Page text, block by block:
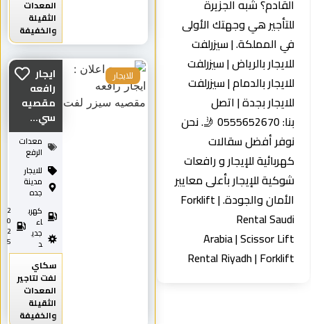
شبه الجزيرة
هي وجهتك الأولى
المملكة. | سيزرلفت
بالرياض | سيزرلفت
بالدمام | سيزرلفت
بجدة | اتصل
بنا: 0555652670 🤳. نحن
أفضل سقالات
للإيجار و رافعات
للإيجار بأعلى معايير
الأمان والجودة. | Forklift
Rental
Arabia | Scissor
Rental Riyadh |
المعدات
الثقيلة
والخفيفة
ايجار
رافعه
مقصيه
سي...
معدات
الرفع
للايجار
مدينة
جده
كهرب
اء
جدي
د
2
0
2
سكاي
لفت لتاجير
المعدات
الثقيلة
والخفيفة
للايجار